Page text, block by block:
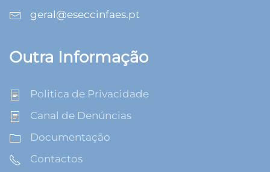
geral@eseccinfaes.pt
Outra Informação
Politica de Privacidade
Canal de Denúncias
Documentação
Contactos